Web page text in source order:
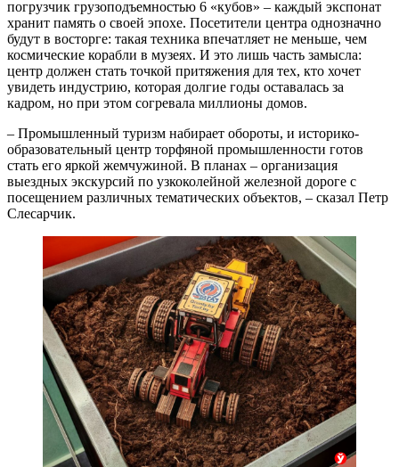
погрузчик грузоподъемностью 6 «кубов» – каждый экспонат
хранит память о своей эпохе. Посетители центра однозначно
будут в восторге: такая техника впечатляет не меньше, чем
космические корабли в музеях. И это лишь часть замысла:
центр должен стать точкой притяжения для тех, кто хочет
увидеть индустрию, которая долгие годы оставалась за
кадром, но при этом согревала миллионы домов.
– Промышленный туризм набирает обороты, и историко-
образовательный центр торфяной промышленности готов
стать его яркой жемчужиной. В планах – организация
выездных экскурсий по узкоколейной железной дороге с
посещением различных тематических объектов, – сказал Петр
Слесарчик.